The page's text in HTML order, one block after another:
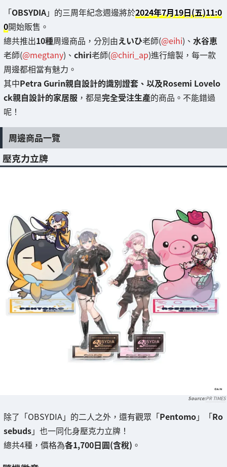
「OBSYDIA」的三周年紀念週邊將於2024年7月19日(五)11:0
0開始販售。
總共推出10種周邊商品，分別由えいひ老師(@eihi)、 水谷恵
老師(@megtany)、 chiri老師(@chiri_ap)進行繪製，每一款
周邊都相當有魅力。
其中Petra Gurin親自設計的識別證套 、以及Rosemi Lovelo
ck親自設計的家居服 ，都是完全受注生產的商品。不能錯過
呢！
周邊商品一覽
壓克力立牌
PR TIMES
除了「OBSYDIA」的二人之外，還有觀眾「Pentomo」「Ro
sebuds」也一同化身壓克力立牌！
總共4種，價格為各1,700日圓(含稅) 。